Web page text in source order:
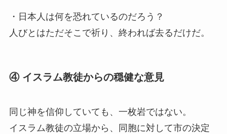
・日本人は何を恐れているのだろう？
人びとはただそこで祈り、終われば去るだけだ。
④ イスラム教徒からの穏健な意見
同じ神を信仰していても、一枚岩ではない。
イスラム教徒の立場から、同胞に対して市の決定